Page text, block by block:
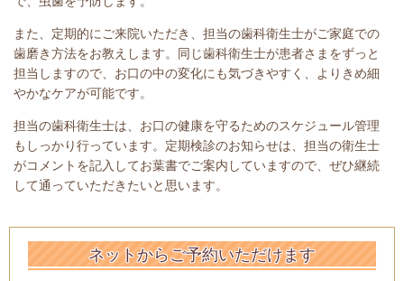
また、定期的にご来院いただき、担当の歯科衛生士がご家庭での
歯磨き方法をお教えします。同じ歯科衛生士が患者さまをずっと
担当しますので、お口の中の変化にも気づきやすく、よりきめ細
やかなケアが可能です。
担当の歯科衛生士は、お口の健康を守るためのスケジュール管理
もしっかり行っています。定期検診のお知らせは、担当の衛生士
がコメントを記入してお葉書でご案内していますので、ぜひ継続
して通っていただきたいと思います。
ネットからご予約いただけます